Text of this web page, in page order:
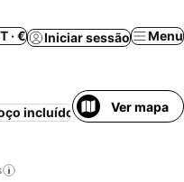
· € Iniciar sessão Menu
incluído AnimaisVer mapa